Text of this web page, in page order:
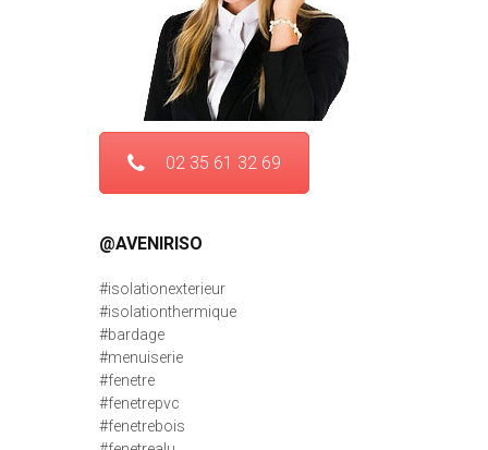
02 35 61 32 69
@AVENIRISO
#isolationexterieur
#isolationthermique
#bardage
#menuiserie
#fenetre
#fenetrepvc
#fenetrebois